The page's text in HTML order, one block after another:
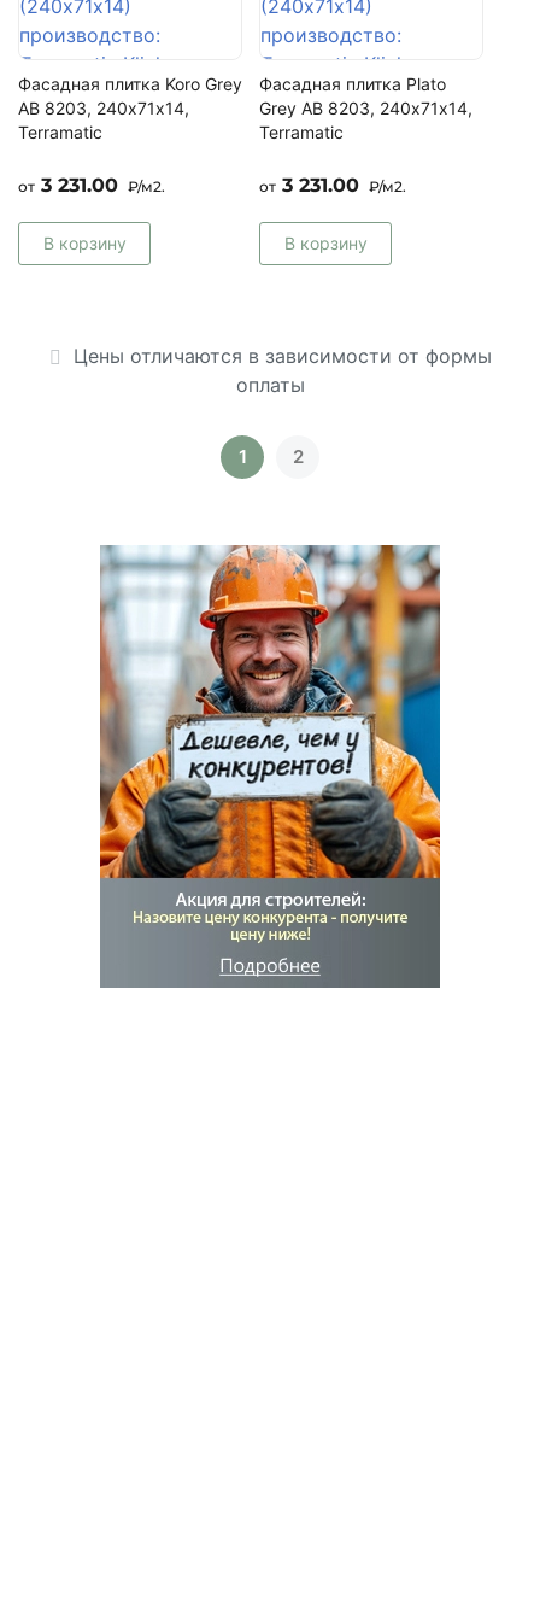
Фасадная плитка Koro Grey
AB 8203, 240х71х14,
Terramatic
от 3 231.00 ₽/м2.
В корзину
Фасадная плитка Plato
Grey AB 8203, 240х71х14,
Terramatic
от 3 231.00 ₽/м2.
В корзину
Цены отличаются в зависимости от формы
оплаты
1 2